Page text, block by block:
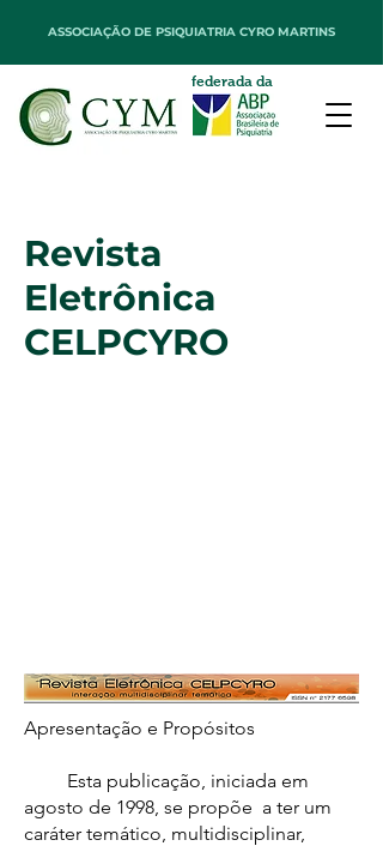
ASSOCIAÇÃO DE PSIQUIATRIA CYRO MARTINS
federada da
Revista
Eletrônica
CELPCYRO
Apresentação e Propósitos
Esta publicação, iniciada em
agosto de 1998, se propõe a ter um
caráter temático, multidisciplinar,